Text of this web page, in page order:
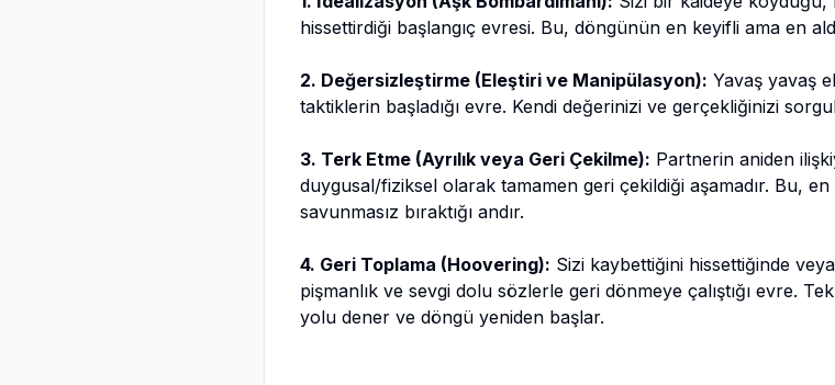
hissettirdiği başlangıç evresi. Bu, döngünün en keyifli ama en
2. Değersizleştirme (Eleştiri ve Manipülasyon): Yavaş yavaş
taktiklerin başladığı evre. Kendi değerinizi ve gerçekliğinizi
3. Terk Etme (Ayrılık veya Geri Çekilme): Partnerin aniden
duygusal/fiziksel olarak tamamen geri çekildiği aşamadır. Bu,
savunmasız bıraktığı andır.
4. Geri Toplama (Hoovering): Sizi kaybettiğini hissettiğinde
pişmanlık ve sevgi dolu sözlerle geri dönmeye çalıştığı evre.
yolu dener ve döngü yeniden başlar.